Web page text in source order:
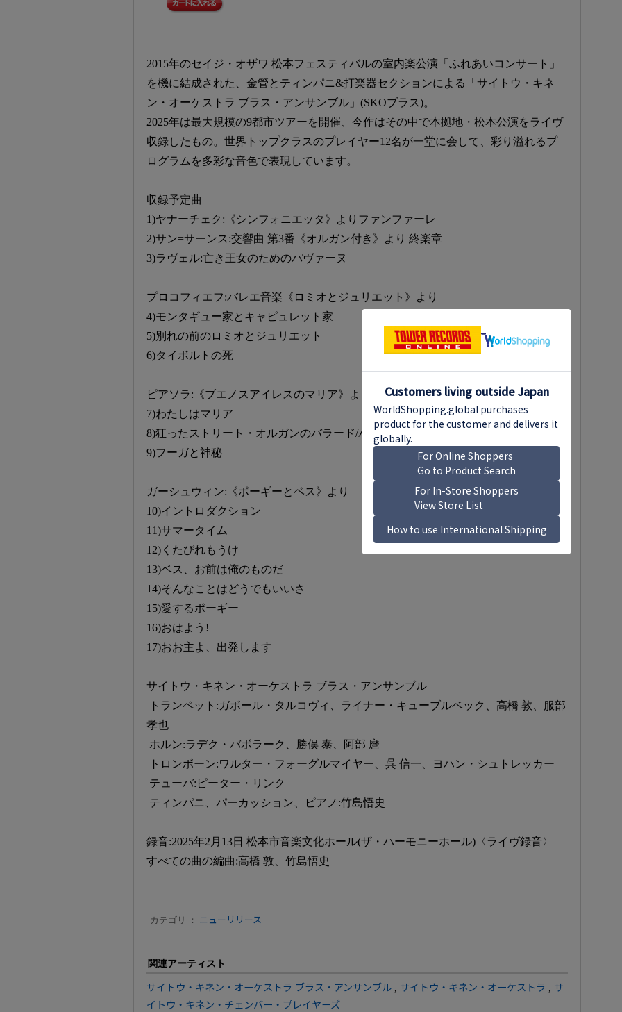
2015年のセイジ・オザワ 松本フェスティバルの室内楽公演「ふれあいコンサート」
を機に結成された、金管とティンパニ&打楽器セクションによる「サイトウ・キネ
ン・オーケストラ ブラス・アンサンブル」(SKOブラス)。
2025年は最大規模の9都市ツアーを開催、今作はその中で本拠地・松本公演をライヴ
収録したもの。世界トップクラスのプレイヤー12名が一堂に会して、彩り溢れるプ
ログラムを多彩な音色で表現しています。
収録予定曲
1)ヤナーチェク:《シンフォニエッタ》よりファンファーレ
2)サン=サーンス:交響曲 第3番《オルガン付き》より 終楽章
3)ラヴェル:亡き王女のためのパヴァーヌ
プロコフィエフ:バレエ音楽《ロミオとジュリエット》より
4)モンタギュー家とキャピュレット家
5)別れの前のロミオとジュリエット
6)タイボルトの死
ピアソラ:《ブエノスアイレスのマリア》より
7)わたしはマリア
8)狂ったストリート・オルガンのバラード/ハバネラ
9)フーガと神秘
ガーシュウィン:《ポーギーとベス》より
10)イントロダクション
11)サマータイム
12)くたびれもうけ
13)ベス、お前は俺のものだ
14)そんなことはどうでもいいさ
15)愛するポーギー
16)おはよう!
17)おお主よ、出発します
サイトウ・キネン・オーケストラ ブラス・アンサンブル
トランペット:ガボール・タルコヴィ、ライナー・キューブルベック、高橋 敦、服部
孝也
ホルン:ラデク・バボラーク、勝俣 泰、阿部 麿
トロンボーン:ワルター・フォーグルマイヤー、呉 信一、ヨハン・シュトレッカー
テューバ:ピーター・リンク
ティンパニ、パーカッション、ピアノ:竹島悟史
録音:2025年2月13日 松本市音楽文化ホール(ザ・ハーモニーホール)〈ライヴ録音〉
すべての曲の編曲:高橋 敦、竹島悟史
カテゴリ ： ニューリリース
関連アーティスト
サイトウ・キネン・オーケストラ ブラス・アンサンブル サイトウ・キネン・オーケストラ
サ
イトウ・キネン・チェンバー・プレイヤーズ